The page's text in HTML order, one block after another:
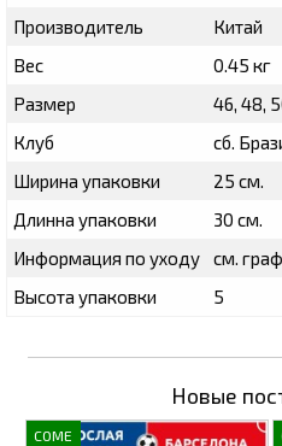
Производитель
Китай
Вес
0.45 кг
Размер
46, 48,
Клуб
сб.
Ширина упаковки
25 см.
Длинна упаковки
30 см.
Информация по уходу
см.
Высота упаковки
5
Новые
COME